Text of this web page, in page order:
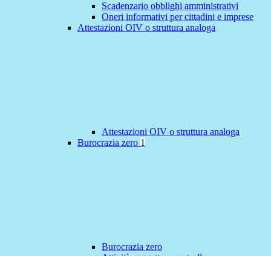
Scadenzario obblighi amministrativi
Oneri informativi per cittadini e imprese
Attestazioni OIV o struttura analoga
Attestazioni OIV o struttura analoga
Burocrazia zero 1
Burocrazia zero